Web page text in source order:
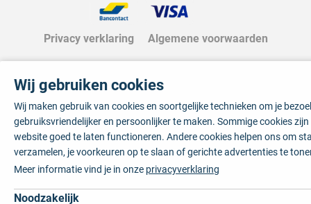
Privacy verklaring Algemene voorwaarden
Wij gebruiken cookies
Wij maken gebruik van cookies en soortgelijke technieken om je
gebruiksvriendelijker en persoonlijker te maken. Sommige cookies
website goed te laten functioneren. Andere cookies helpen ons om
verzamelen, je voorkeuren op te slaan of gerichte advertenties te
Meer informatie vind je in onze privacyverklaring
Noodzakelijk